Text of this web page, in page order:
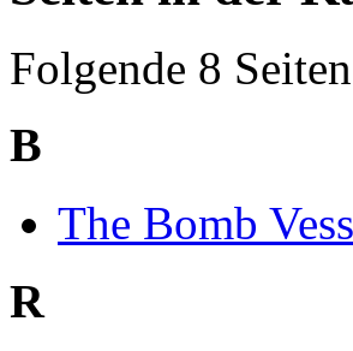
Folgende 8
B
The Bomb
R